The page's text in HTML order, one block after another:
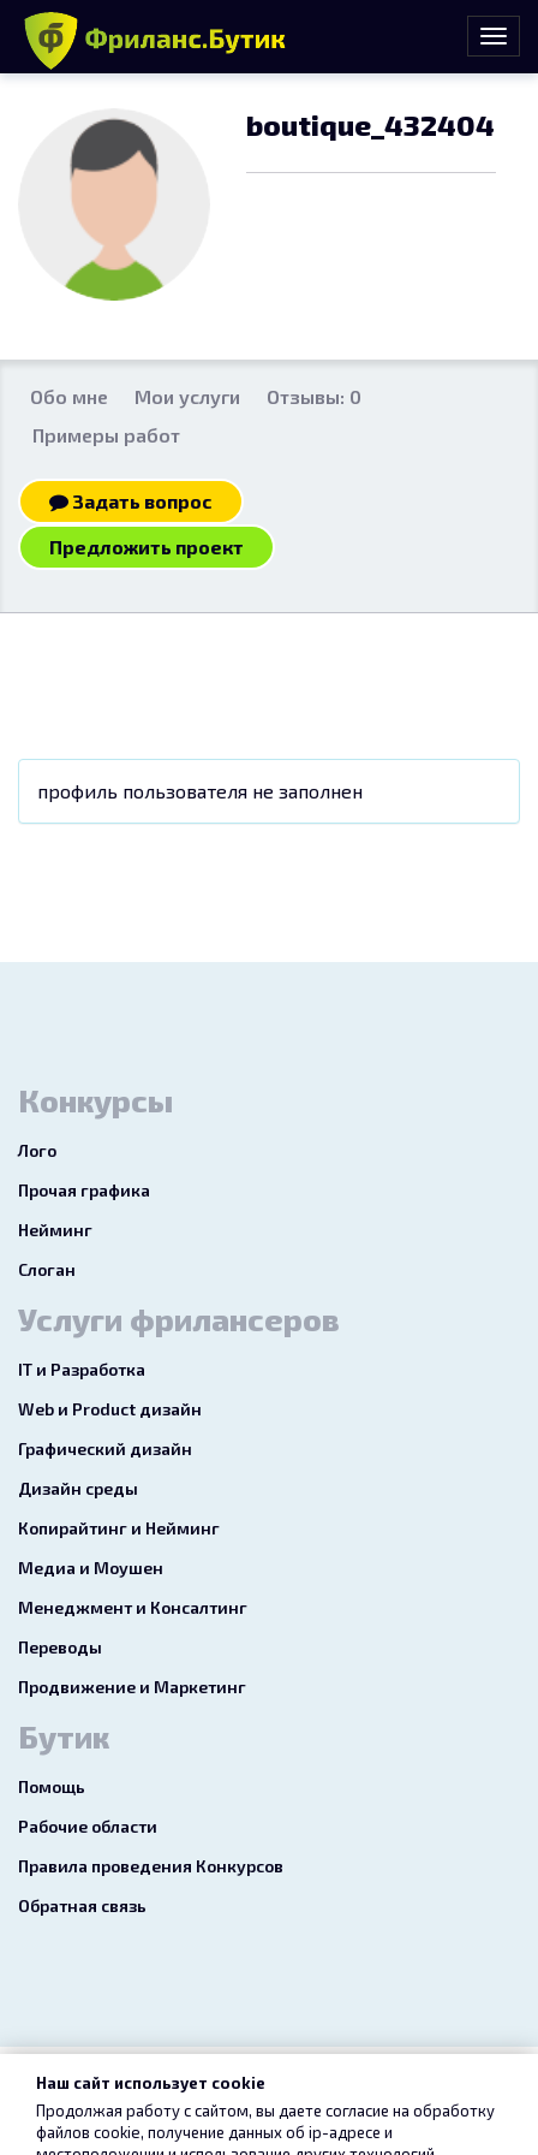
boutique_432404
Обо мне Мои услуги
Отзывы: 0
Примеры работ
Задать вопрос
Предложить проект
профиль пользователя не заполнен
Конкурсы
Лого
Прочая графика
Нейминг
Слоган
Услуги фрилансеров
IT и Разработка
Web и Product дизайн
Графический дизайн
Дизайн среды
Копирайтинг и Нейминг
Медиа и Моушен
Менеджмент и Консалтинг
Переводы
Продвижение и Маркетинг
Бутик
Помощь
Рабочие области
Правила проведения Конкурсов
Обратная связь
2026 freelance.boutique
Пользовательское соглашение Конфиденциальность
Наш сайт использует cookie
Продолжая работу с сайтом, вы даете согласие на обработку
файлов cookie, получение данных об ip-адресе и